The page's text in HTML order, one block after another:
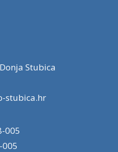
Stubica
stubica.hr
005